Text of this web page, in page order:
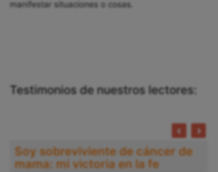
manifestar situaciones o cosas.
Testimonios de nuestros lectores:
Soy sobreviviente de cáncer de
mama: mi victoria en la fe